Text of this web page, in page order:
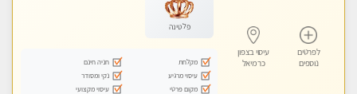
לפרטים
נוספים
עיסוי בצפון
כרמיאל
פלטינה
מקלחת
חניה חינם
עיסוי מרגיע
נקי ומסודר
מקום פרטי
עיסוי מקצועי